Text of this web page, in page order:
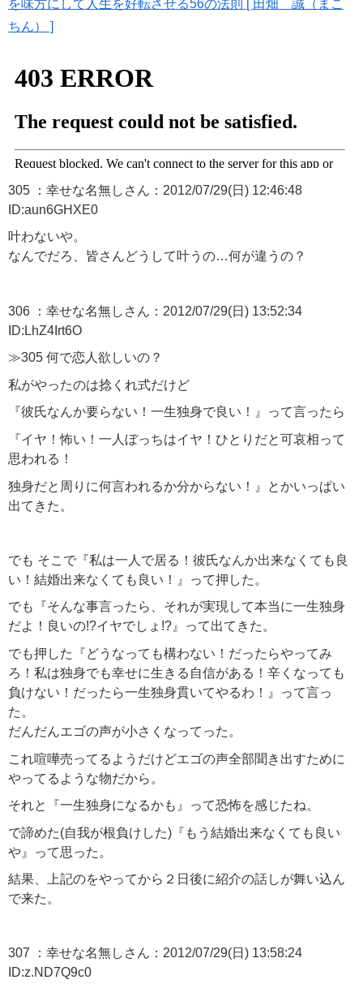
を味方にして人生を好転させる56の法則 [ 田畑 誠（まこ
ちん） ]
305 ：幸せな名無しさん：2012/07/29(日) 12:46:48
ID:aun6GHXE0
叶わないや。
なんでだろ、皆さんどうして叶うの…何が違うの？
306 ：幸せな名無しさん：2012/07/29(日) 13:52:34
ID:LhZ4Irt6O
≫305 何で恋人欲しいの？
私がやったのは捻くれ式だけど
『彼氏なんか要らない！一生独身で良い！』って言ったら
『イヤ！怖い！一人ぼっちはイヤ！ひとりだと可哀相って
思われる！
独身だと周りに何言われるか分からない！』とかいっぱい
出てきた。
でも そこで『私は一人で居る！彼氏なんか出来なくても良
い！結婚出来なくても良い！』って押した。
でも『そんな事言ったら、それが実現して本当に一生独身
だよ！良いの!?イヤでしょ!?』って出てきた。
でも押した『どうなっても構わない！だったらやってみ
ろ！私は独身でも幸せに生きる自信がある！辛くなっても
負けない！だったら一生独身貫いてやるわ！』って言っ
た。
だんだんエゴの声が小さくなってった。
これ喧嘩売ってるようだけどエゴの声全部聞き出すために
やってるような物だから。
それと『一生独身になるかも』って恐怖を感じたね。
で諦めた(自我が根負けした)『もう結婚出来なくても良い
や』って思った。
結果、上記のをやってから２日後に紹介の話しが舞い込ん
で来た。
307 ：幸せな名無しさん：2012/07/29(日) 13:58:24
ID:z.ND7Q9c0